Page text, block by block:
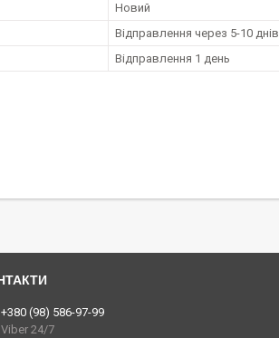
Новий
Відправлення через 5-10 днів
Відправлення 1 день
+380 (98) 586-97-99
Viber 24/7